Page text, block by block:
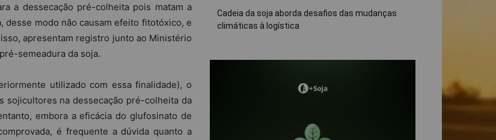
a dessecação pré-colheita pois matam a
desse modo não causam efeito fitotóxico, e
apresentam registro junto ao Ministério
semeadura da soja.
utilizado com essa finalidade), o
sojicultores na dessecação pré-colheita da
embora a eficácia do glufosinato de
é frequente a dúvida quanto a
Cadeia da soja aborda desafios das mudanças
climáticas à logística